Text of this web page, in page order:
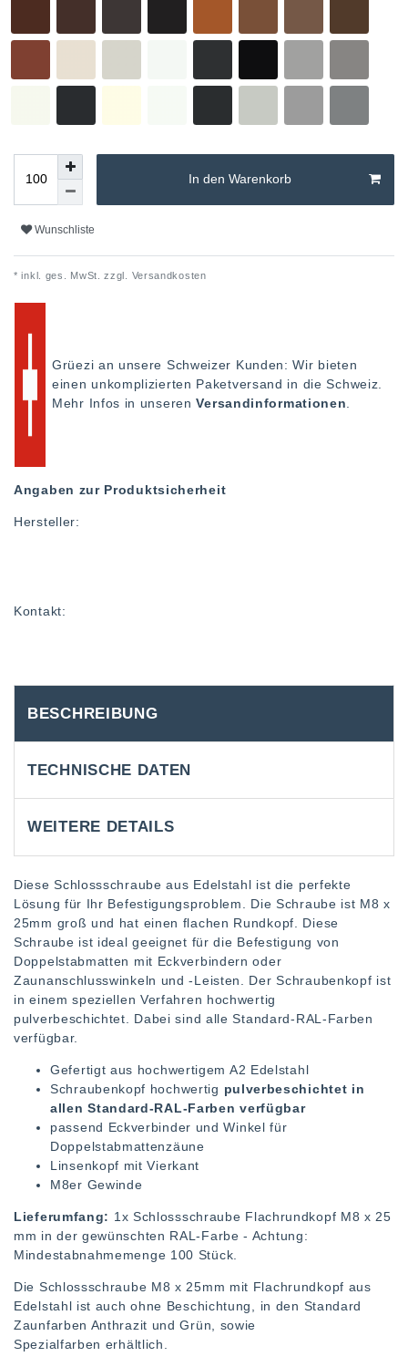
In den Warenkorb
Wunschliste
* inkl. ges. MwSt. zzgl. Versandkosten
Grüezi an unsere Schweizer Kunden: Wir bieten
einen unkomplizierten Paketversand in die Schweiz.
Mehr Infos in unserenVersandinformationen
Angaben zur Produktsicherheit
Hersteller:
Kontakt:
BESCHREIBUNG
TECHNISCHE DATEN
WEITERE DETAILS
Diese Schlossschraube aus Edelstahl ist die perfekte
Lösung für Ihr Befestigungsproblem. Die Schraube ist M8 x
25mm groß und hat einen flachen Rundkopf. Diese
Schraube ist ideal geeignet für die Befestigung von
Doppelstabmatten mit Eckverbindern oder
Zaunanschlusswinkeln und -Leisten. Der Schraubenkopf ist
in einem speziellen Verfahren hochwertig
pulverbeschichtet. Dabei sind alle Standard-RAL-Farben
verfügbar.
Gefertigt aus hochwertigem A2 Edelstahl
Schraubenkopf hochwertig pulverbeschichtet in
allen Standard-RAL-Farben verfügbar
passend Eckverbinder und Winkel für
Doppelstabmattenzäune
Linsenkopf mit Vierkant
M8er Gewinde
Lieferumfang: 1x Schlossschraube Flachrundkopf M8 x 25
mm in der gewünschten RAL-Farbe - Achtung:
Mindestabnahmemenge 100 Stück.
Die Schlossschraube M8 x 25mm mit Flachrundkopf aus
Edelstahl ist auch ohne Beschichtung, in den Standard
Zaunfarben Anthrazit und Grün, sowie
Spezialfarben erhältlich.